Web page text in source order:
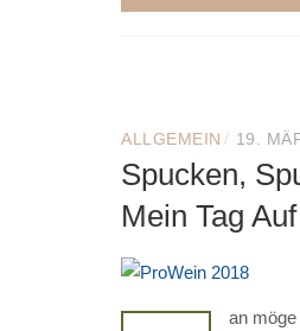
ALLGEMEIN / 19.
Spucken,
Mein Tag
an